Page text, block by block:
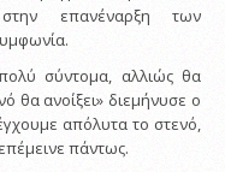
επανέναρξη των
σύντομα, αλλιώς θα
θα ανοίξει» διεμήνυσε ο
απόλυτα το στενό,
πάντως.